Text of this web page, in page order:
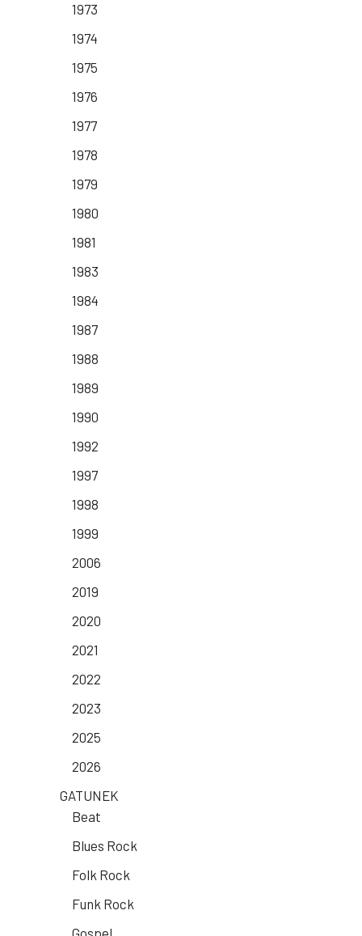
1973
1974
1975
1976
1977
1978
1979
1980
1981
1983
1984
1987
1988
1989
1990
1992
1997
1998
1999
2006
2019
2020
2021
2022
2023
2025
2026
GATUNEK
Beat
Blues Rock
Folk Rock
Funk Rock